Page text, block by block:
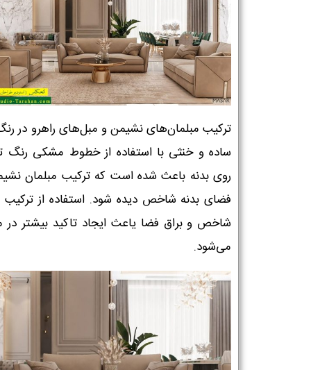
ترکیب مبلمان‌های نشیمن و مبل‌های راهرو در
ساده و خنثی با استفاده از خطوط مشکی رنگ
روی بدنه باعث شده است که ترکیب مبلمان
فضای بدنه شاخص دیده شود. استفاده از ترکیب
شاخص و براق فضا یاعث ایجاد تاکید بیشتر
می‌شود.